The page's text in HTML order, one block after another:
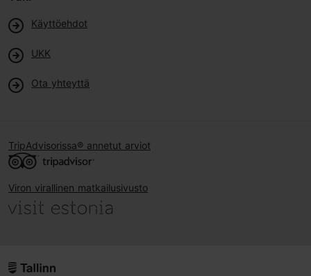
Käyttöehdot
UKK
Ota yhteyttä
TripAdvisorissa® annetut arviot
Viron virallinen matkailusivusto